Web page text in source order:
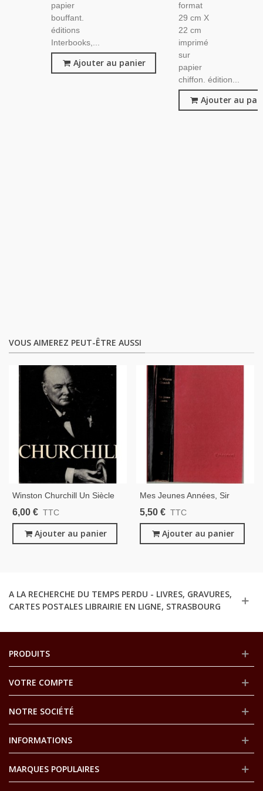
papier
bouffant.
éditions
Interbooks,...
Ajouter au panier
format
29 cm X
22 cm
imprimé
sur
papier
chiffon. édition...
Ajouter au
VOUS AIMEREZ PEUT-ÊTRE AUSSI
Winston Churchill Un Siècle
D'histoire, Jean Améry, 1965
Hommes, 2e Guerre
Mondiale, Angleterre
6,00 € TTC
Ajouter au panier
Mes Jeunes Années, Sir
Winston Churchill, 1960 -
Historiques, Grande
Bretagne, Édition Numérotée
5,50 € TTC
Ajouter au panier
A LA RECHERCHE DU TEMPS PERDU - LIVRES, GRAVURES,
CARTES POSTALES LIBRAIRIE EN LIGNE, STRASBOURG
PRODUITS
VOTRE COMPTE
NOTRE SOCIÉTÉ
INFORMATIONS
MARQUES POPULAIRES